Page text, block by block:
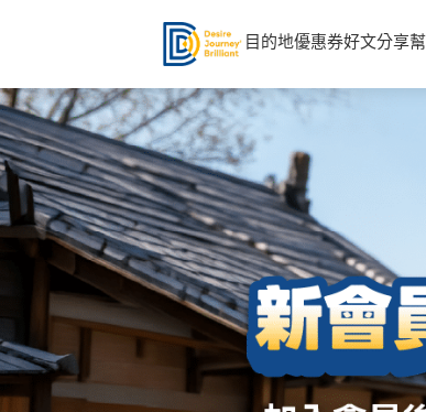
目的地優惠券好文分享
前
往
連
結